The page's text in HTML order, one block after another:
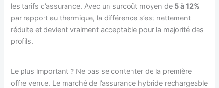
les tarifs d’assurance. Avec un surcoût moyen de 5 à 12%
par rapport au thermique, la différence s’est nettement
réduite et devient vraiment acceptable pour la majorité des
profils.
Le plus important ? Ne pas se contenter de la première
offre venue. Le marché de l’assurance hybride rechargeable